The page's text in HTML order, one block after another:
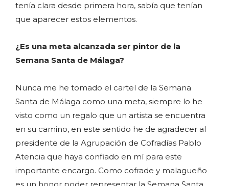
tenía clara desde primera hora, sabía que tenían
que aparecer estos elementos.
¿Es una meta alcanzada ser pintor de la
Semana Santa de Málaga?
Nunca me he tomado el cartel de la Semana
Santa de Málaga como una meta, siempre lo he
visto como un regalo que un artista se encuentra
en su camino, en este sentido he de agradecer al
presidente de la Agrupación de Cofradías Pablo
Atencia que haya confiado en mí para este
importante encargo. Como cofrade y malagueño